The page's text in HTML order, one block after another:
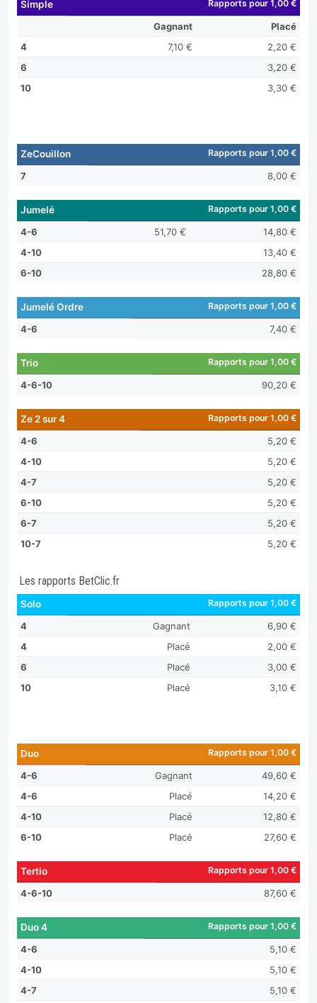
Simple Rapports pour 1,00 €
Gagnant
Placé
4
7,10 €
2,20 €
6
3,20 €
10
3,30 €
ZeCouillon Rapports pour 1,00 €
7 8,00 €
Jumelé Rapports pour 1,00 €
4-6 51,70 €
14,80 €
4-10
13,40 €
6-10
28,80 €
Jumelé Ordre Rapports pour 1,00 €
4-6 7,40 €
Trio Rapports pour 1,00 €
4-6-10 90,20 €
Ze 2 sur 4 Rapports pour 1,00 €
4-6
5,20 €
4-10
5,20 €
4-7
5,20 €
6-10
5,20 €
6-7
5,20 €
10-7
5,20 €
Les rapports BetClic.fr
Solo Rapports pour 1,00 €
4 Gagnant
6,90 €
4
Placé
2,00 €
6
Placé
3,00 €
10
Placé 3,10 €
Duo Rapports pour 1,00 €
4-6 Gagnant
49,60 €
4-6
Placé
14,20 €
4-10
Placé
12,80 €
6-10
Placé 27,60 €
Tertio Rapports pour 1,00 €
4-6-10 87,60 €
Duo 4 Rapports pour 1,00 €
4-6
5,10 €
4-10
5,10 €
4-7
5,10 €